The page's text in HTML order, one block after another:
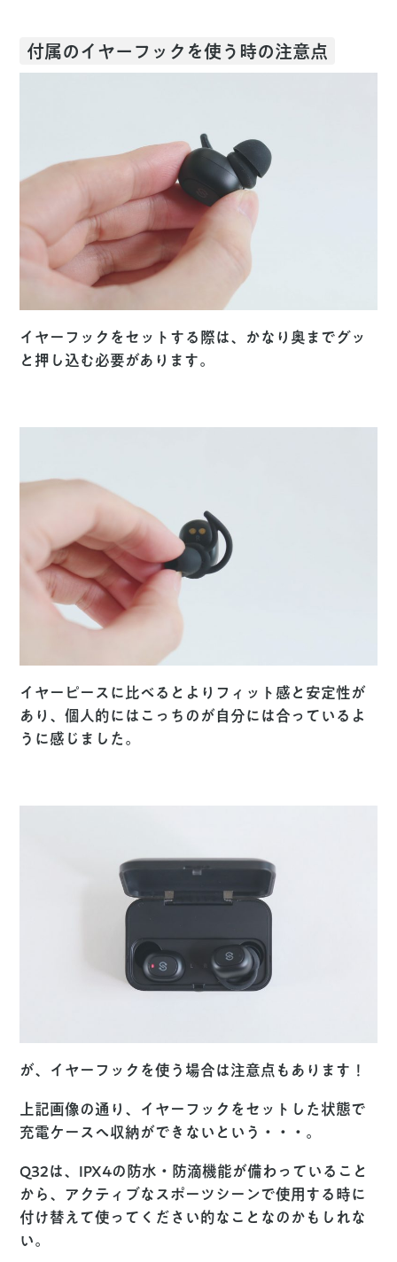
付属のイヤーフックを使う時の注意点
イヤーフックをセットする際は、かなり奥までグッ
と押し込む必要があります。
イヤーピースに比べるとよりフィット感と安定性が
あり、個人的にはこっちのが自分には合っているよ
うに感じました。
が、イヤーフックを使う場合は注意点もあります！
上記画像の通り、イヤーフックをセットした状態で
充電ケースへ収納ができないという・・・。
Q32は、IPX4の防水・防滴機能が備わっていること
から、アクティブなスポーツシーンで使用する時に
付け替えて使ってください的なことなのかもしれな
い。